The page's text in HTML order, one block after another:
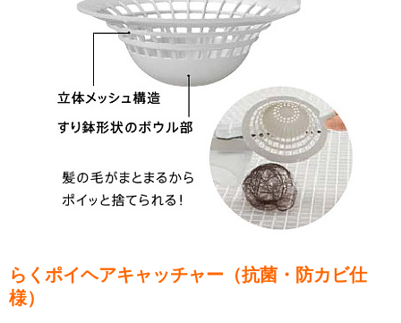
らくポイヘアキャッチャー（抗菌・防カビ仕
様）